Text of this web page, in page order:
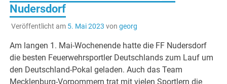
Nudersdorf
Veröffentlicht am 5. Mai 2023 von georg
Am langen 1. Mai-Wochenende hatte die FF Nudersdorf
die besten Feuerwehrsportler Deutschlands zum Lauf um
den Deutschland-Pokal geladen. Auch das Team
Mecklenburg-Vorpommern trat mit vielen Sportlern die